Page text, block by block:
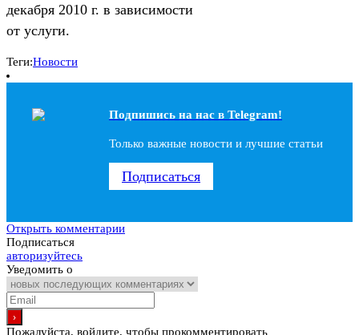
декабря 2010 г. в зависимости
от услуги.
Теги:Новости
Подпишись на наc в Telegram!
Только важные новости и лучшие статьи
Подписаться
Открыть комментарии
Подписаться
авторизуйтесь
Уведомить о
Пожалуйста, войдите, чтобы прокомментировать